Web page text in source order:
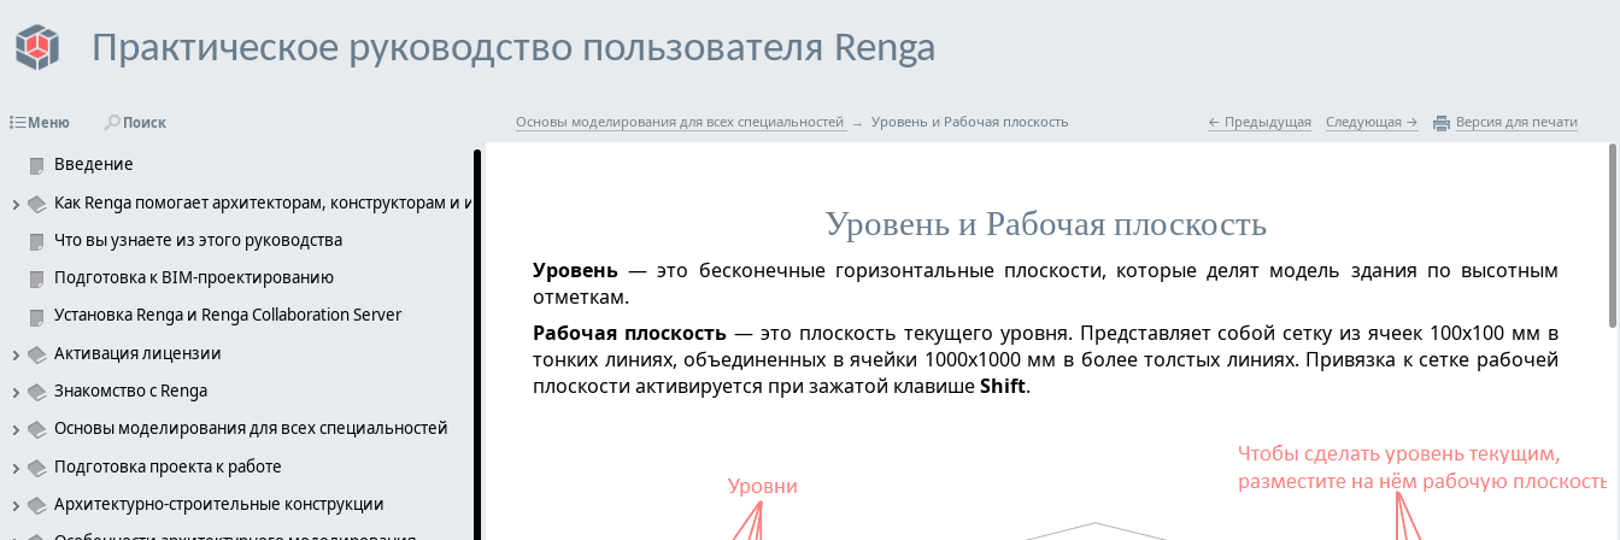
Практическое руководство пользователя Renga
Меню Поиск
Введение
Как Renga помогает архитекторам, конструкторам и инженерам
Что вы узнаете из этого руководства
Подготовка к BIM-проектированию
Установка Renga и Renga Collaboration Server
Активация лицензии
Знакомство с Renga
Основы моделирования для всех специальностей
Подготовка проекта к работе
Архитектурно-строительные конструкции
Основы моделирования для всех специальностей Уровень и Рабочая плоскость Предыдущая Следующая Версия для печати
Уровень и Рабочая плоскость
Уровень — это бесконечные горизонтальные плоскости, которые делят модель здания по высотным
отметкам.
Рабочая плоскость— это плоскость текущего уровня. Представляет собой сетку из ячеек 100х100 мм в
тонких линиях, объединенных в ячейки 1000х1000 мм в более толстых линиях. Привязка к сетке рабочей
плоскости активируется при зажатой клавишеShift.